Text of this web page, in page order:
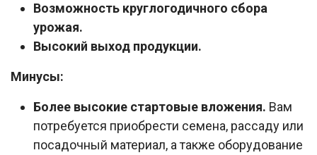
Возможность круглогодичного сбора
урожая.
Высокий выход продукции.
Минусы:
Более высокие стартовые вложения. Вам
потребуется приобрести семена, рассаду или
посадочный материал, а также оборудование